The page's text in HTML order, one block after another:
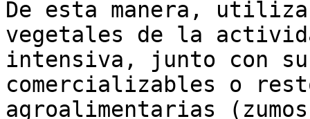
De esta manera,
vegetales de la
intensiva, junto con
comercializables o
agroalimentarias